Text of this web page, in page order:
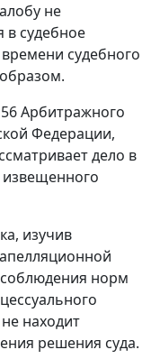
не
в судебное
судебного
Арбитражного
Федерации,
дело в
изучив
норм
находит
решения суда.